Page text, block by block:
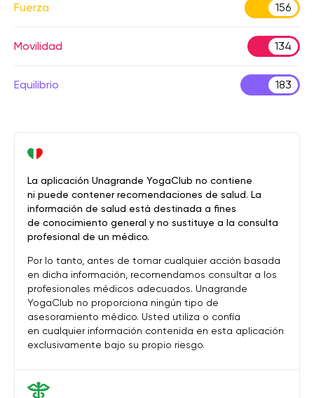
Fuerza 156
Movilidad 134
Equilibrio 183
La aplicación Unagrande YogaClub no contiene
ni puede contener recomendaciones de salud. La
información de salud está destinada a fines
de conocimiento general y no sustituye a la consulta
profesional de un médico.
Por lo tanto, antes de tomar cualquier acción basada
en dicha información, recomendamos consultar a los
profesionales médicos adecuados. Unagrande
YogaClub no proporciona ningún tipo de
asesoramiento médico. Usted utiliza o confía
en cualquier información contenida en esta aplicación
exclusivamente bajo su propio riesgo.